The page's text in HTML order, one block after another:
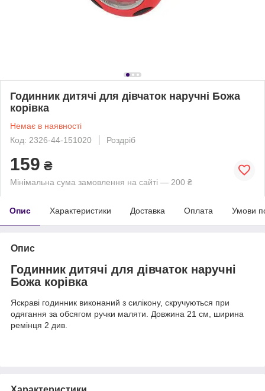
Годинник дитячі для дівчаток наручні Божа
корівка
Немає в наявності
Код: 2326-44-151020
Роздріб
159 ₴
Мінімальна сума замовлення на сайті — 200 ₴
Опис Характеристики Доставка Оплата Умови
Опис
Годинник дитячі для дівчаток наручні
Божа корівка
Яскраві годинник виконаний з силікону, скручуються при
одягання за обсягом ручки маляти. Довжина 21 см, ширина
ремінця 2 див.